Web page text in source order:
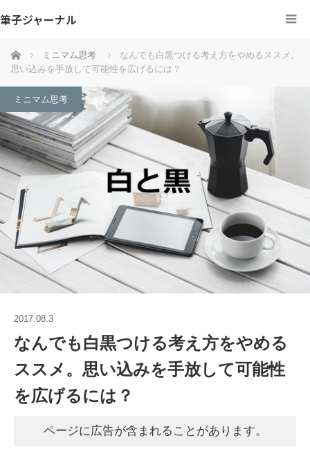
筆子ジャーナル
ホーム ミニマム思考
なんでも白黒つける考え方をやめるススメ。
思い込みを手放して可能性を広げるには？
ミニマム思考
2017.08.3
なんでも白黒つける考え方をやめる
ススメ。思い込みを手放して可能性
を広げるには？
ページに広告が含まれることがあります。